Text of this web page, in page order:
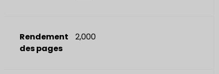
Rendement
des pages
2,000